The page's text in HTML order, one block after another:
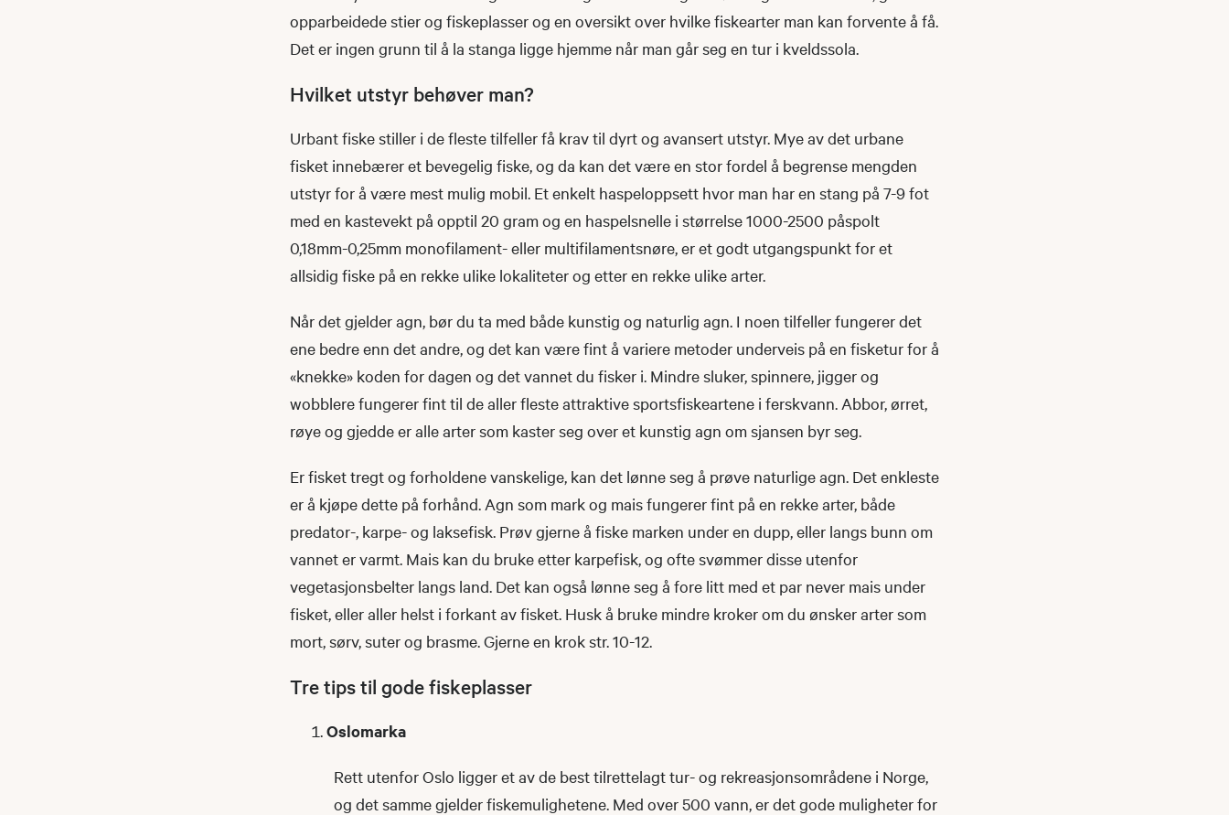
opparbeidede stier og fiskeplasser og en oversikt over hvilke fiskearter man kan forvente å få.
Det er ingen grunn til å la stanga ligge hjemme når man går seg en tur i kveldssola.
Hvilket utstyr behøver man?
Urbant fiske stiller i de fleste tilfeller få krav til dyrt og avansert utstyr. Mye av det urbane
fisket innebærer et bevegelig fiske, og da kan det være en stor fordel å begrense mengden
utstyr for å være mest mulig mobil. Et enkelt haspeloppsett hvor man har en stang på 7-9 fot
med en kastevekt på opptil 20 gram og en haspelsnelle i størrelse 1000-2500 påspolt
0,18mm-0,25mm monofilament- eller multifilamentsnøre, er et godt utgangspunkt for et
allsidig fiske på en rekke ulike lokaliteter og etter en rekke ulike arter.
Når det gjelder agn, bør du ta med både kunstig og naturlig agn. I noen tilfeller fungerer det
ene bedre enn det andre, og det kan være fint å variere metoder underveis på en fisketur for å
«knekke» koden for dagen og det vannet du fisker i. Mindre sluker, spinnere, jigger og
wobblere fungerer fint til de aller fleste attraktive sportsfiskeartene i ferskvann. Abbor, ørret,
røye og gjedde er alle arter som kaster seg over et kunstig agn om sjansen byr seg.
Er fisket tregt og forholdene vanskelige, kan det lønne seg å prøve naturlige agn. Det enkleste
er å kjøpe dette på forhånd. Agn som mark og mais fungerer fint på en rekke arter, både
predator-, karpe- og laksefisk. Prøv gjerne å fiske marken under en dupp, eller langs bunn om
vannet er varmt. Mais kan du bruke etter karpefisk, og ofte svømmer disse utenfor
vegetasjonsbelter langs land. Det kan også lønne seg å fore litt med et par never mais under
fisket, eller aller helst i forkant av fisket. Husk å bruke mindre kroker om du ønsker arter som
mort, sørv, suter og brasme. Gjerne en krok str. 10-12.
Tre tips til gode fiskeplasser
Oslomarka
Rett utenfor Oslo ligger et av de best tilrettelagt tur- og rekreasjonsområdene i Norge,
og det samme gjelder fiskemulighetene. Med over 500 vann, er det gode muligheter for